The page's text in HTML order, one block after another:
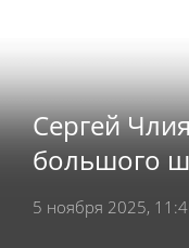
Сергей
большого
5 ноября 2025,